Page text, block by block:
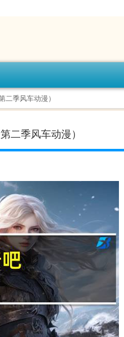
季风车动漫）
二季风车动漫）